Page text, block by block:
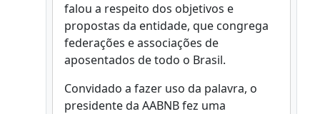
falou a respeito dos objetivos e
propostas da entidade, que congrega
federações e associações de
aposentados de todo o Brasil.
Convidado a fazer uso da palavra, o
presidente da AABNB fez uma